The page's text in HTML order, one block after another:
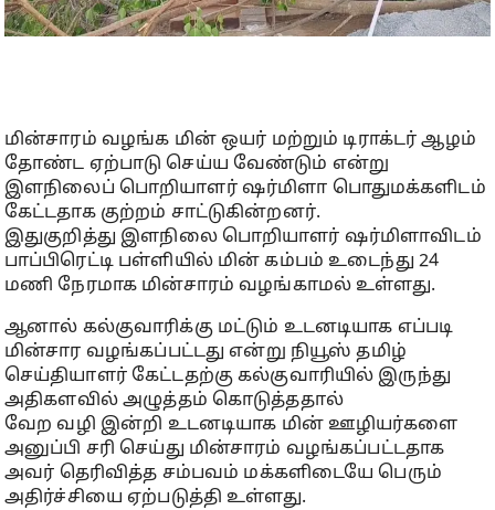
மின்சாரம் வழங்க மின் ஒயர் மற்றும் டிராக்டர் ஆழம்
தோண்ட ஏற்பாடு செய்ய வேண்டும் என்று
இளநிலைப் பொறியாளர் ஷர்மிளா பொதுமக்களிடம்
கேட்டதாக குற்றம் சாட்டுகின்றனர்.
இதுகுறித்து இளநிலை பொறியாளர் ஷர்மிளாவிடம்
பாப்பிரெட்டி பள்ளியில் மின் கம்பம் உடைந்து 24
மணி நேரமாக மின்சாரம் வழங்காமல் உள்ளது.
ஆனால் கல்குவாரிக்கு மட்டும் உடனடியாக எப்படி
மின்சார வழங்கப்பட்டது என்று நியூஸ் தமிழ்
செய்தியாளர் கேட்டதற்கு கல்குவாரியில் இருந்து
அதிகளவில் அழுத்தம் கொடுத்ததால்
வேற வழி இன்றி உடனடியாக மின் ஊழியர்களை
அனுப்பி சரி செய்து மின்சாரம் வழங்கப்பட்டதாக
அவர் தெரிவித்த சம்பவம் மக்களிடையே பெரும்
அதிர்ச்சியை ஏற்படுத்தி உள்ளது.